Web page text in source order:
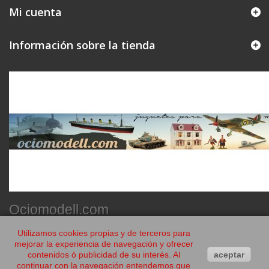
Mi cuenta
Información sobre la tienda
Ociomodell.com
Utilizamos cookies propias y de terceros para
mejorar la experiencia de navegación y ofrecer
contenidos ó publicidad de su interés. Al
continuar con la navegación entendemos que
aceptar